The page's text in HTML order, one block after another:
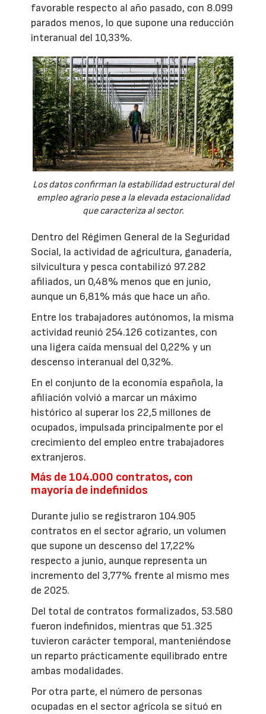
favorable respecto al año pasado, con 8.099
parados menos, lo que supone una reducción
interanual del 10,33%.
Los datos confirman la estabilidad estructural del
empleo agrario pese a la elevada estacionalidad
que caracteriza al sector.
Dentro del Régimen General de la Seguridad
Social, la actividad de agricultura, ganadería,
silvicultura y pesca contabilizó 97.282
afiliados, un 0,48% menos que en junio,
aunque un 6,81% más que hace un año.
Entre los trabajadores autónomos, la misma
actividad reunió 254.126 cotizantes, con
una ligera caída mensual del 0,22% y un
descenso interanual del 0,32%.
En el conjunto de la economía española, la
afiliación volvió a marcar un máximo
histórico al superar los 22,5 millones de
ocupados, impulsada principalmente por el
crecimiento del empleo entre trabajadores
extranjeros.
Más de 104.000 contratos, con
mayoría de indefinidos
Durante julio se registraron 104.905
contratos en el sector agrario, un volumen
que supone un descenso del 17,22%
respecto a junio, aunque representa un
incremento del 3,77% frente al mismo mes
de 2025.
Del total de contratos formalizados, 53.580
fueron indefinidos, mientras que 51.325
tuvieron carácter temporal, manteniéndose
un reparto prácticamente equilibrado entre
ambas modalidades.
Por otra parte, el número de personas
ocupadas en el sector agrícola se situó en